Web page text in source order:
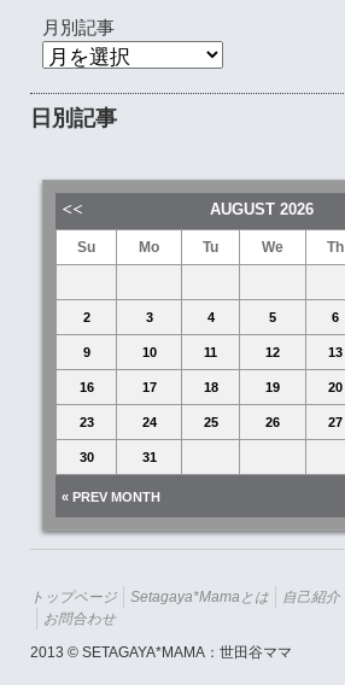
月別記事
日別記事
AUGUST 2026
Su Mo Tu We Th
2 3 4 5 6
9 10 11 12 13
16 17 18 19 20
23 24 25 26 27
30 31
« PREV MONTH
トップページ Setagaya*mamaとは 自己紹介
お問合わせ
2013 © SETAGAYA*MAMA：世田谷ママ